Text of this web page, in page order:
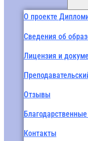
О проекте
Сведения об
Лицензия и
Отзывы
Контакты